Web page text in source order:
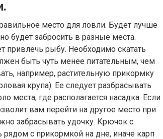
место для ловли. Будет лучше
будет забросить в разные места.
рыбу. Необходимо скатать
быть чуть менее питательным, чем
например, растительную прикормку
крупа). Ее следует разбрасывать
места, где располагается насадка. Если
вам перейти на другое место при
забрасывать удочку. Крючок с
рядом с прикормкой на дне, иначе карп